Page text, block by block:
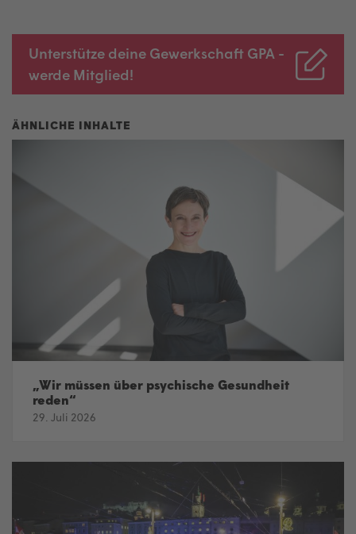
Unterstütze deine Gewerkschaft GPA -
werde Mitglied!
„Wir müssen über psychische Gesundheit
reden“
29. Juli 2026